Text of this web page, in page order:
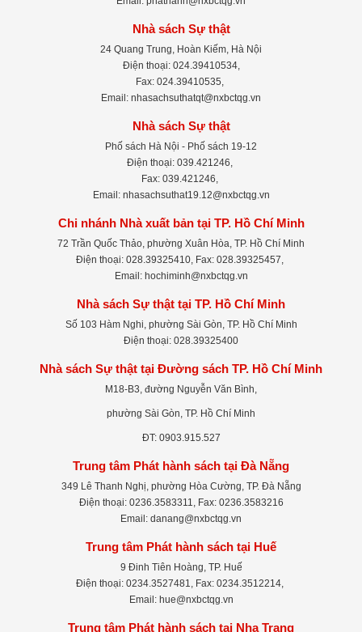
Nhà sách Sự thật
24 Quang Trung, Hoàn Kiếm, Hà Nội
Điện thoại: 024.39410534,
Fax: 024.39410535,
Email: nhasachsuthatqt@nxbctqg.vn
Nhà sách Sự thật
Phố sách Hà Nội - Phố sách 19-12
Điện thoại: 039.421246,
Fax: 039.421246,
Email: nhasachsuthat19.12@nxbctqg.vn
Chi nhánh Nhà xuất bản tại TP. Hồ Chí Minh
72 Trần Quốc Thảo, phường Xuân Hòa, TP. Hồ Chí Minh
Điện thoại: 028.39325410, Fax: 028.39325457,
Email: hochiminh@nxbctqg.vn
Nhà sách Sự thật tại TP. Hồ Chí Minh
Số 103 Hàm Nghi, phường Sài Gòn, TP. Hồ Chí Minh
Điện thoại: 028.39325400
Nhà sách Sự thật tại Đường sách TP. Hồ Chí Minh
M18-B3, đường Nguyễn Văn Bình,
phường Sài Gòn, TP. Hồ Chí Minh
ĐT: 0903.915.527
Trung tâm Phát hành sách tại Đà Nẵng
349 Lê Thanh Nghị, phường Hòa Cường, TP. Đà Nẵng
Điện thoại: 0236.3583311, Fax: 0236.3583216
Email: danang@nxbctqg.vn
Trung tâm Phát hành sách tại Huế
9 Đinh Tiên Hoàng, TP. Huế
Điện thoại: 0234.3527481, Fax: 0234.3512214,
Email: hue@nxbctqg.vn
Trung tâm Phát hành sách tại Nha Trang